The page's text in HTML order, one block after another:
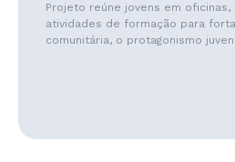
Projeto reúne jovens em
atividades de formação para
comunitária, o protagonismo